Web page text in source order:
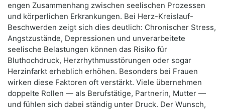
engen Zusammenhang zwischen seelischen Prozessen
und körperlichen Erkrankungen. Bei Herz-Kreislauf-
Beschwerden zeigt sich dies deutlich: Chronischer Stress,
Angstzustände, Depressionen und unverarbeitete
seelische Belastungen können das Risiko für
Bluthochdruck, Herzrhythmusstörungen oder sogar
Herzinfarkt erheblich erhöhen. Besonders bei Frauen
wirken diese Faktoren oft verstärkt. Viele übernehmen
doppelte Rollen — als Berufstätige, Partnerin, Mutter —
und fühlen sich dabei ständig unter Druck. Der Wunsch,